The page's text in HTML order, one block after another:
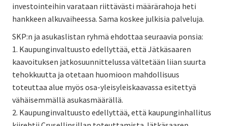
investointeihin varataan riittävästi määrärahoja heti
hankkeen alkuvaiheessa. Sama koskee julkisia palveluja.
SKP:n ja asukaslistan ryhmä ehdottaa seuraavia ponsia:
1. Kaupunginvaltuusto edellyttää, että Jätkäsaaren
kaavoituksen jatkosuunnittelussa vältetään liian suurta
tehokkuutta ja otetaan huomioon mahdollisuus
toteuttaa alue myös osa-yleisyleiskaavassa esitettyä
vähäisemmällä asukasmäärällä.
2. Kaupunginvaltuusto edellyttää, että kaupunginhallitus